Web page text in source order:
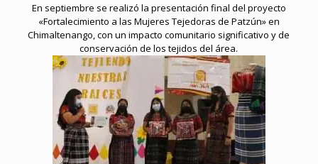
En septiembre se realizó la presentación final del proyecto
«Fortalecimiento a las Mujeres Tejedoras de Patzún» en
Chimaltenango, con un impacto comunitario significativo y de
conservación de los tejidos del área.